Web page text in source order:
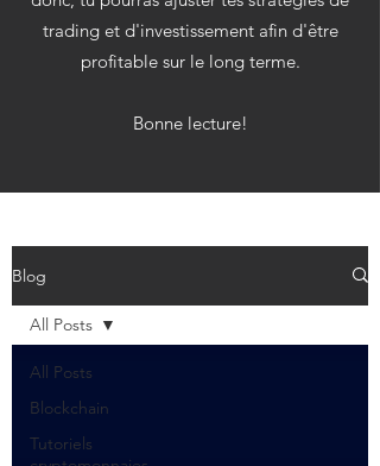
trading et d'investissement afin d'être
profitable sur le long terme.
Bonne lecture!
Blog
All Posts
Blockchain
Tutoriels
All Posts